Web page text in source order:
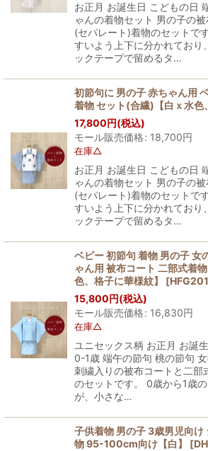
お正月 お誕生日 こどもの日
ゃんの着物セット 男の子の
(セパレート)着物のセットで
すいよう上下に分かれており
ックテープで留めるタ…
初節句に 男の子 赤ちゃん用
着物 セット(合繊)【白ｘ水色
17,800円(税込)
モール販売価格: 18,700円
在庫△
お正月 お誕生日 こどもの日
ゃんの着物セット 男の子の
(セパレート)着物のセットで
すいよう上下に分かれており
ックテープで留めるタ…
ベビー 初節句 着物 男の子 女
ゃん用 被布コート 二部式着
色、格子に華様紋】
[HFG201
15,800円(税込)
モール販売価格: 16,830円
在庫△
ユニセックス柄 お正月 お誕
0-1歳 端午の節句 桃の節句
刺繍入りの被布コートと二部
のセットです。 0歳から1歳
が、小さな…
子供着物 男の子 3歳男児向け
物 95-100cm向け【白】
[